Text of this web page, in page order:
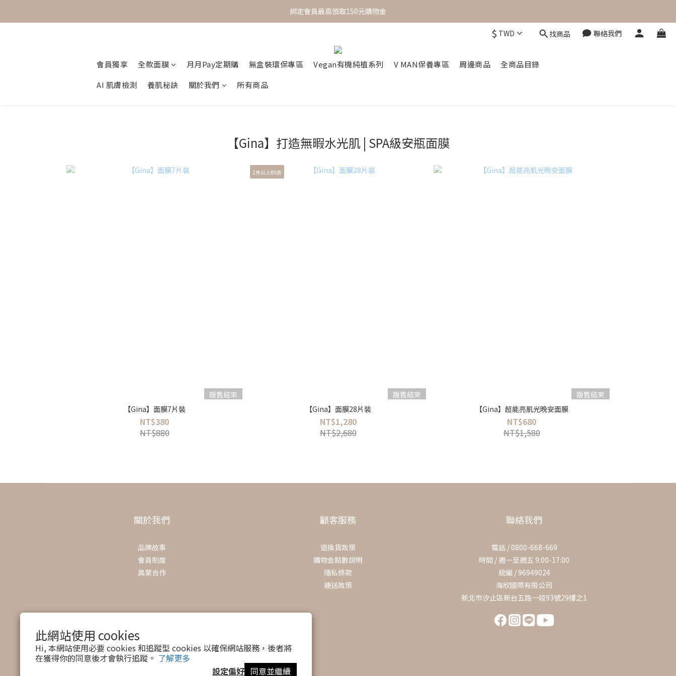
此網站使用 cookies
Hi, 本網站使用必要 cookies 和追蹤型 cookies 以確保網站服務，後者將
在獲得你的同意後才會執行追蹤。 了解更多
設定偏好 同意並繼續
One Day One Masking  極簡保養｜極致呵護
綁定會員最高領取150元購物金
$ TWD 找商品 聯絡我們
會員獨享 全款面膜 月月Pay定期購 無盒裝環保專區 Vegan有機純植系列 V MAN保養專區 周邊商品
全商品目錄
AI 肌膚檢測
養肌秘訣 關於我們 所有商品
【Gina】打造無暇水光肌 | SPA級安瓶面膜
販售結束
【Gina】面膜7片裝
NT$380
NT$880
2件以上89折
販售結束
【Gina】面膜28片裝
NT$1,280
NT$2,680
販售結束
【Gina】超能亮肌光晚安面膜
NT$680
NT$1,580
關於我們
品牌故事
會員制度
異業合作
顧客服務
退換貨政策
購物金點數說明
隱私條款
運送政策
聯絡我們
電話 / 0800-668-669
時間 / 週一至週五 9:00-17:00
統編 / 96949024
海欣國際有限公司
新北市汐止區新台五路一段93號29樓之1